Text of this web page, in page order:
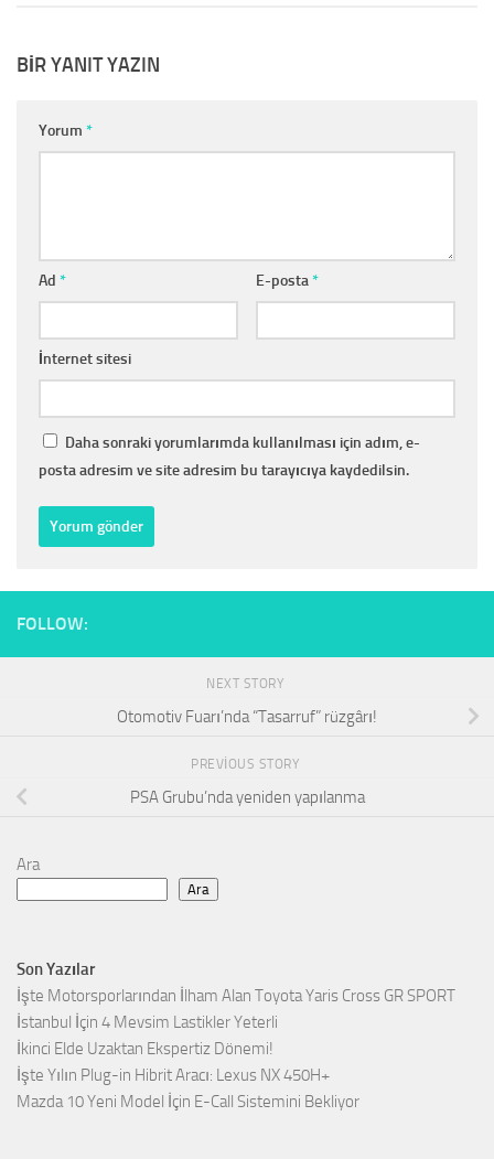
BIR YANIT YAZIN
Yorum *
Ad * E-posta*
İnternet sitesi
Daha sonraki yorumlarımda kullanılması için adım, e-
posta adresim ve site adresim bu tarayıcıya kaydedilsin.
FOLLOW:
NEXT STORY
Otomotiv Fuarı’nda “Tasarruf” rüzgârı!
PREVIOUS STORY
PSA Grubu’nda yeniden yapılanma
Ara
Ara
Son Yazılar
İşte Motorsporlarından İlham Alan Toyota Yaris Cross GR SPORT
İstanbul İçin 4 Mevsim Lastikler Yeterli
İkinci Elde Uzaktan Ekspertiz Dönemi!
İşte Yılın Plug-in Hibrit Aracı: Lexus NX 450H+
Mazda 10 Yeni Model İçin E-Call Sistemini Bekliyor